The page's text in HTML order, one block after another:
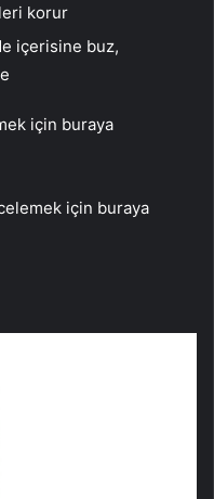
korur
içerisine buz,
için buraya
için buraya